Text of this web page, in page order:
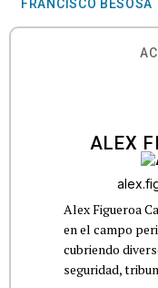
FRANCISCO BESOSA
ALEX
Alex Figueroa
en el campo
cubriendo
seguridad,